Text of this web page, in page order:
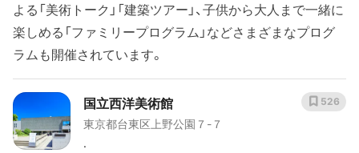
よる「美術トーク」「建築ツアー」、子供から大人まで一緒に
楽しめる「ファミリープログラム」などさまざまなプログ
ラムも開催されています。
国立西洋美術館
東京都台東区上野公園７-７
.
526